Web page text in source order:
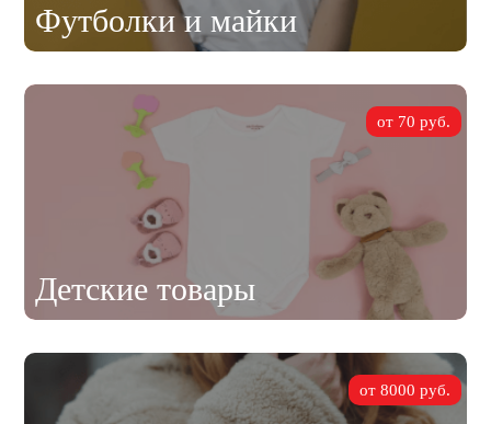
Футболки и майки
Детские товары
от 70 руб.
от 8000 руб.